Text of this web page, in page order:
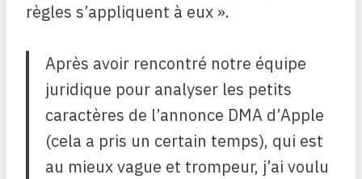
règles s’appliquent à eux ».
Après avoir rencontré notre équipe
juridique pour analyser les petits
caractères de l’annonce DMA d’Apple
(cela a pris un certain temps), qui est
au mieux vague et trompeur, j’ai voulu